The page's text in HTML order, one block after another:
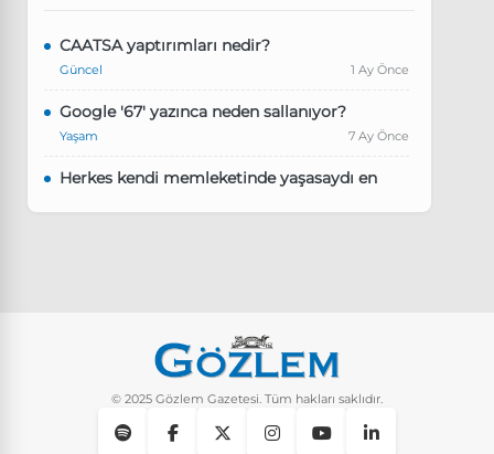
CAATSA yaptırımları nedir?
Güncel 1 Ay Önce
Google '67' yazınca neden sallanıyor?
Yaşam 7 Ay Önce
Herkes kendi memleketinde yaşasaydı en
Instagram’da keşfet nasıl temizlenir?
© 2025 Gözlem Gazetesi. Tüm hakları saklıdır.